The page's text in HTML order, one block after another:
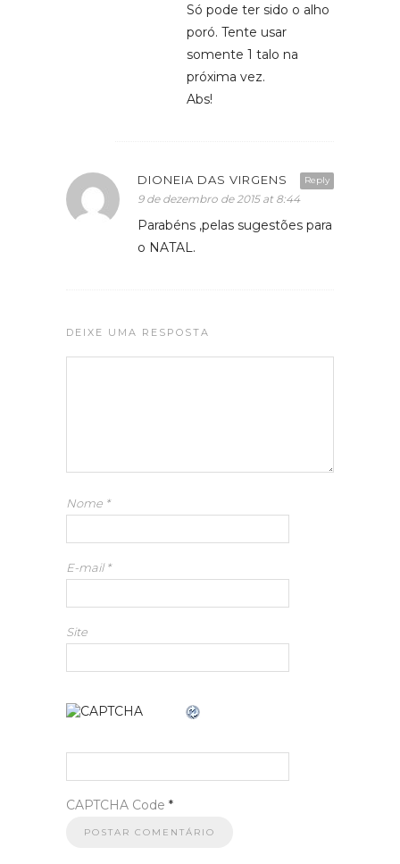
Só pode ter sido o alho
poró. Tente usar
somente 1 talo na
próxima vez.
Abs!
Reply
DIONEIA DAS VIRGENS
9 de dezembro de 2015 at 8:44
Parabéns ,pelas sugestões para
o NATAL.
DEIXE UMA RESPOSTA
Nome *
E-mail*
Site
CAPTCHA Code *